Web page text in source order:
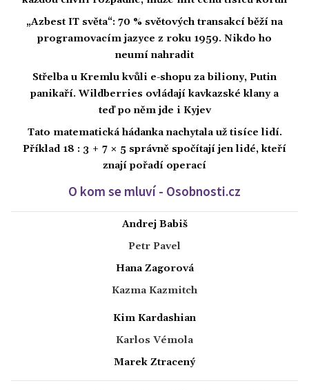
„Azbest IT světa“: 70 % světových transakcí běží na
programovacím jazyce z roku 1959. Nikdo ho
neumí nahradit
Střelba u Kremlu kvůli e-shopu za biliony, Putin
panikaří. Wildberries ovládají kavkazské klany a
teď po něm jde i Kyjev
Tato matematická hádanka nachytala už tisíce lidí.
Příklad 18 : 3 + 7 × 5 správně spočítají jen lidé, kteří
znají pořadí operací
O kom se mluví - Osobnosti.cz
Andrej Babiš
Petr Pavel
Hana Zagorová
Kazma Kazmitch
Kim Kardashian
Karlos Vémola
Marek Ztracený